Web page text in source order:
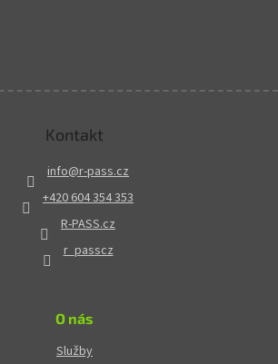
Kontakt
info@r-pass.cz
+420 604 354 353
R-PASS.cz
r_passcz
O nás
Služby